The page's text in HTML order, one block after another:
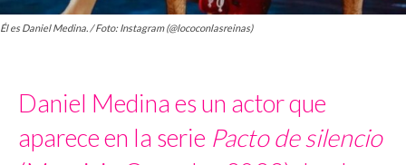
Él es Daniel Medina. / Foto: Instagram (@lococonlasreinas)
Daniel Medina es un actor que
aparece en la serie Pacto de silencio